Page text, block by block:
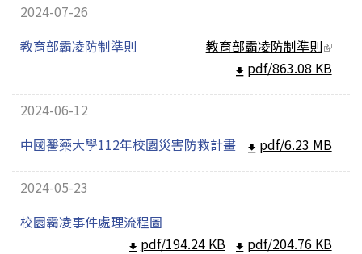
2024-07-26
教育部霸凌防制準則
教育部霸凌防制準則
pdf/863.08 KB
2024-06-12
中國醫藥大學112年校園災害防救計畫
pdf/6.23 MB
2024-05-23
校園霸凌事件處理流程圖
pdf/194.24 KB
pdf/204.76 KB